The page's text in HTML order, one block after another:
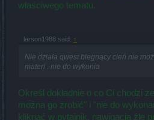
właściwego tematu.
larson1988 said: ↑
Nie działa qwest biegnący cień nie
materi . nie do wykonia
Określ dokładnie o co Ci chodzi
można go zrobić" i "nie do
kliknąć w pytajnik, nawigacja źle